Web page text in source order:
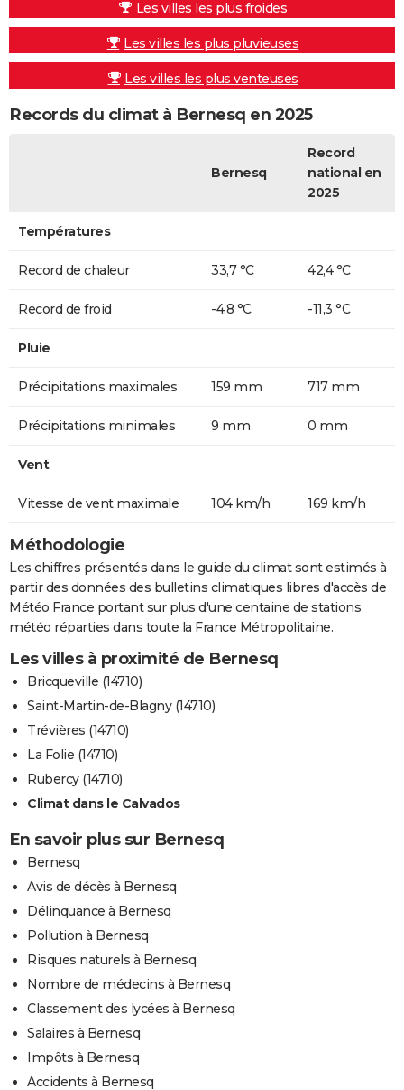
Les villes les plus froides
Les villes les plus pluvieuses
Les villes les plus venteuses
Records du climat à Bernesq en 2025
Bernesq
Record
national en
2025
Températures
Record de chaleur 33,7 °C 42,4 °C
Record de froid -4,8 °C -11,3 °C
Pluie
Précipitations maximales 159 mm 717 mm
Précipitations minimales 9 mm 0 mm
Vent
Vitesse de vent maximale 104 km/h 169 km/h
Méthodologie
Les chiffres présentés dans le guide du climat sont estimés à
partir des données des bulletins climatiques libres d'accès de
Météo France portant sur plus d'une centaine de stations
météo réparties dans toute la France Métropolitaine.
Les villes à proximité de Bernesq
Bricqueville (14710)
Saint-Martin-de-Blagny (14710)
Trévières (14710)
La Folie (14710)
Rubercy (14710)
Climat dans le Calvados
En savoir plus sur Bernesq
Bernesq
Avis de décès à Bernesq
Délinquance à Bernesq
Pollution à Bernesq
Risques naturels à Bernesq
Nombre de médecins à Bernesq
Classement des lycées à Bernesq
Salaires à Bernesq
Impôts à Bernesq
Accidents à Bernesq